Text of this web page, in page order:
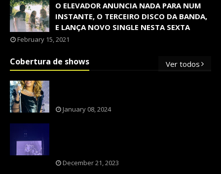
O ELEVADOR ANUNCIA NADA PARA NUM
INSTANTE, O TERCEIRO DISCO DA BANDA,
E LANÇA NOVO SINGLE NESTA SEXTA
February 15, 2021
Cobertura de shows Ver todos
January 08, 2024
December 21, 2023